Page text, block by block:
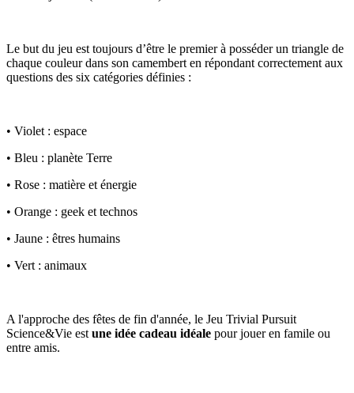
Le but du jeu est toujours d’être le premier à posséder un triangle de
chaque couleur dans son camembert en répondant correctement aux
questions des six catégories définies :
• Violet : espace
• Bleu : planète Terre
• Rose : matière et énergie
• Orange : geek et technos
• Jaune : êtres humains
• Vert : animaux
A l'approche des fêtes de fin d'année, le Jeu Trivial Pursuit
Science&Vie est une idée cadeau idéale pour jouer en famile ou
entre amis.